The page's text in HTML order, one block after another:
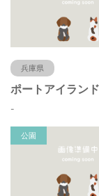
兵庫県
-
公園